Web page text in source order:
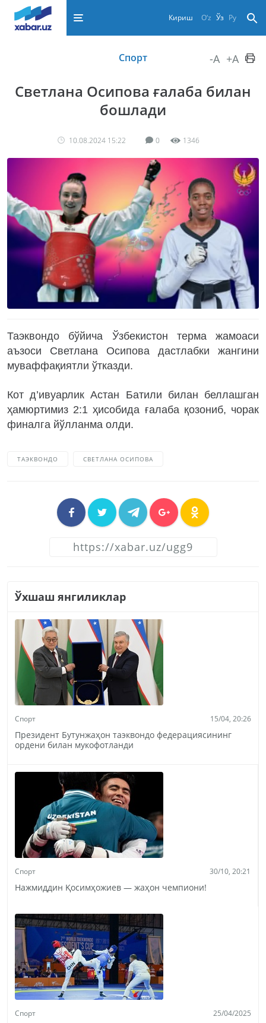
Кириш O‘z Ўз Ру
Спорт -A +A
Светлана Осипова ғалаба билан
бошлади
10.08.2024 15:22 0 1346
Таэквондо бўйича Ўзбекистон терма жамоаси
аъзоси Светлана Осипова дастлабки жангини
муваффақиятли ўтказди.
Кот д’ивуарлик Астан Батили билан беллашган
ҳамюртимиз 2:1 ҳисобида ғалаба қозониб, чорак
финалга йўлланма олди.
ТАЭКВОНДО СВЕТЛАНА ОСИПОВА
Ўхшаш янгиликлар
Спорт 15/04, 20:26
Президент Бутунжаҳон таэквондо федерациясининг
ордени билан мукофотланди
Спорт 30/10, 20:21
Нажмиддин Қосимҳожиев — жаҳон чемпиони!
Спорт 25/04/2025